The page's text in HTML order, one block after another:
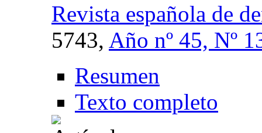
Revista española de
5743, Año nº 45, Nº
Resumen
Texto completo